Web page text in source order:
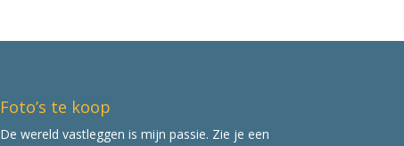
Foto’s te koop
De wereld vastleggen is mijn passie. Zie je een